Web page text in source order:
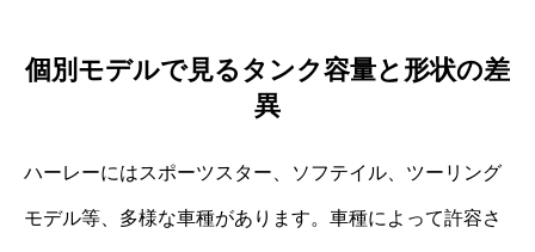
個別モデルで見るタンク容量と形状の差
異
ハーレーにはスポーツスター、ソフテイル、ツーリング
モデル等、多様な車種があります。車種によって許容さ